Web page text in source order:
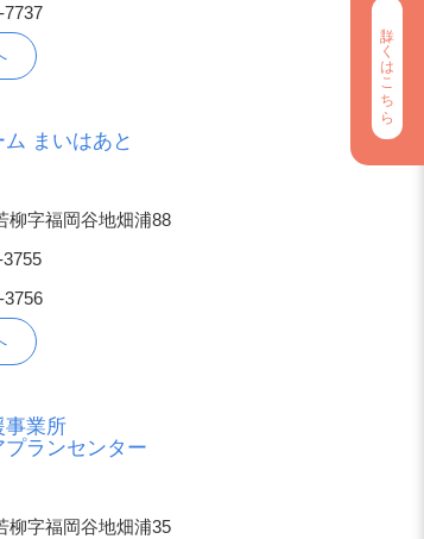
詳しくはこちら
7737
まいはあと
柳字福岡谷地畑浦88
3756
事業所
ランセンター
柳字福岡谷地畑浦35